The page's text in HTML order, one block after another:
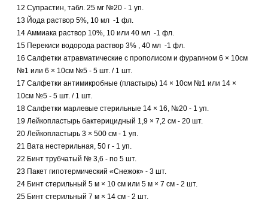
12 Супрастин, табл. 25 мг №20 - 1 уп.
13 Йода раствор 5%, 10 мл -1 фл.
14 Аммиака раствор 10%, 10 или 40 мл -1 фл.
15 Перекиси водорода раствор 3% , 40 мл -1 фл.
16 Салфетки атравматические с прополисом и фурагином 6 × 10см
№1 или 6 × 10см №5 - 5 шт. / 1 шт.
17 Салфетки антимикробные (пластырь) 14 × 10см №1 или 14 ×
10см №5 - 5 шт. / 1 шт.
18 Салфетки марлевые стерильные 14 × 16, №20 - 1 уп.
19 Лейкопластырь бактерицидный 1,9 × 7,2 см - 20 шт.
20 Лейкопластырь 3 × 500 см - 1 уп.
21 Вата нестерильная, 50 г - 1 уп.
22 Бинт трубчатый № 3,6 - по 5 шт.
23 Пакет гипотермический «Снежок» - 3 шт.
24 Бинт стерильный 5 м × 10 см или 5 м × 7 см - 2 шт.
25 Бинт стерильный 7 м × 14 см - 2 шт.